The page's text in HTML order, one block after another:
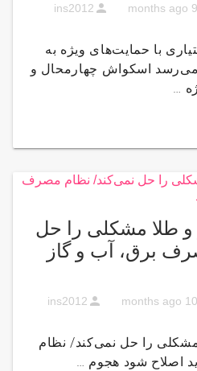
9 months ago
person
ins2012
با حمایت‌های ویژه به
می‌رسد اسکواش چهارمحال و
…
و طلا مشکلی را حل
برق، آب و گاز
10 months ago
person
ins2012
مشکلی را حل نمی‌کند/ نظام
اصلاح شود هجوم …